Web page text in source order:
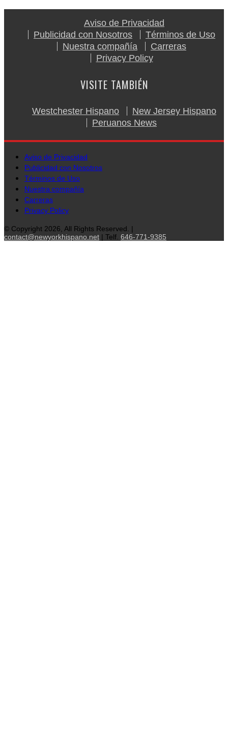
Aviso de Privacidad
Publicidad con Nosotros
Términos de Uso
Nuestra compañía
Carreras
Privacy Policy
VISITE TAMBIÉN
Westchester Hispano
New Jersey Hispano
Peruanos News
Aviso de Privacidad
Publicidad con Nosotros
Términos de Uso
Nuestra compañía
Carreras
Privacy Policy
© Copyright 2026, All Rights Reserved. |
contact@newyorkhispano.net | Telf. 646-771-9385